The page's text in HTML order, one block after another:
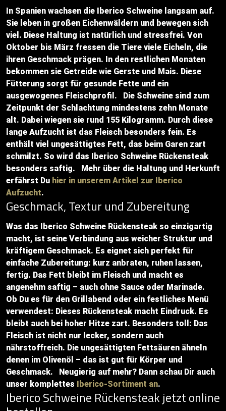
In Spanien wachsen die Iberico Schweine langsam auf.
Sie leben in großen Eichenwäldern und bewegen sich
viel. Diese Haltung ist natürlich und stressfrei. Von
Oktober bis März fressen die Tiere viele Eicheln, die
ihren Geschmack prägen. In den restlichen Monaten
bekommen sie Getreide wie Gerste und Mais. Diese
Fütterung sorgt für gesunde Fette und ein
ausgewogenes Fleischprofil. Die Schweine sind zum
Zeitpunkt der Schlachtung mindestens zehn Monate
alt. Dabei wiegen sie rund 155 Kilogramm. Durch diese
lange Aufzucht ist das Fleisch besonders fein. Es
enthält viel ungesättigtes Fett, das beim Garen zart
schmilzt. So wird das Iberico Schweine Rückensteak
besonders saftig. Mehr über die Haltung und Herkunft
erfährst Du hier in unserem Artikel zur Iberico
Aufzucht.
Geschmack, Textur und Zubereitung
Was das Iberico Schweine Rückensteak so einzigartig
macht, ist seine Verbindung aus weicher Struktur und
kräftigem Geschmack. Es eignet sich perfekt für
einfache Zubereitung: kurz anbraten, ruhen lassen,
fertig. Das Fett bleibt im Fleisch und macht es
angenehm saftig – auch ohne Sauce oder Marinade.
Ob Du es für den Grillabend oder ein festliches Menü
verwendest: Dieses Rückensteak macht Eindruck. Es
bleibt auch bei hoher Hitze zart. Besonders toll: Das
Fleisch ist nicht nur lecker, sondern auch
nährstoffreich. Die ungesättigten Fettsäuren ähneln
denen im Olivenöl – das ist gut für Körper und
Geschmack. Neugierig auf mehr? Dann schau Dir auch
unser komplettes Iberico-Sortiment an.
Iberico Schweine Rückensteak jetzt online